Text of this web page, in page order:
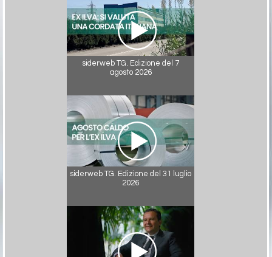
siderweb TG. Edizione del 7
agosto 2026
siderweb TG. Edizione del 31 luglio
2026